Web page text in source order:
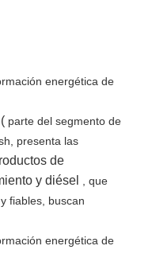
parte del segmento de
presenta las
de
y diésel
, que
fiables, buscan